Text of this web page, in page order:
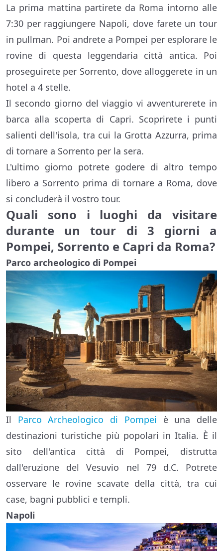
La prima mattina partirete da Roma intorno alle
7:30 per raggiungere Napoli, dove farete un tour
in pullman. Poi andrete a Pompei per esplorare le
rovine di questa leggendaria città antica. Poi
proseguirete per Sorrento, dove alloggerete in un
hotel a 4 stelle.
Il secondo giorno del viaggio vi avventurerete in
barca alla scoperta di Capri. Scoprirete i punti
salienti dell'isola, tra cui la Grotta Azzurra, prima
di tornare a Sorrento per la sera.
L'ultimo giorno potrete godere di altro tempo
libero a Sorrento prima di tornare a Roma, dove
si concluderà il vostro tour.
Quali sono i luoghi da visitare
durante un tour di 3 giorni a
Pompei, Sorrento e Capri da Roma?
Parco archeologico di Pompei
Il Parco Archeologico di Pompei è una delle
destinazioni turistiche più popolari in Italia. È il
sito dell'antica città di Pompei, distrutta
dall'eruzione del Vesuvio nel 79 d.C. Potrete
osservare le rovine scavate della città, tra cui
case, bagni pubblici e templi.
Napoli